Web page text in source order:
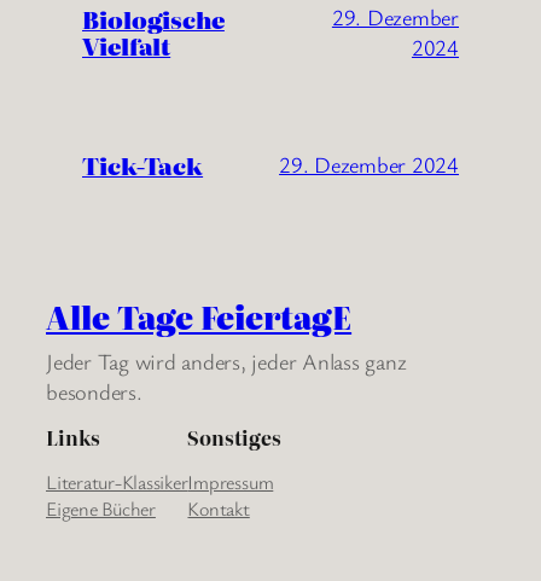
Biologische
Vielfalt
29. Dezember
2024
Tick-Tack 29. Dezember 2024
Alle Tage FeiertagE
Jeder Tag wird anders, jeder Anlass ganz
besonders.
Links
Literatur-Klassiker
Eigene Bücher
Sonstiges
Impressum
Kontakt